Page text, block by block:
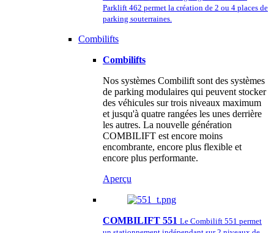
Parklift 462 permet la création de 2 ou 4 places de
parking souterraines.
Combilifts
Combilifts
Nos systèmes Combilift sont des systèmes
de parking modulaires qui peuvent stocker
des véhicules sur trois niveaux maximum
et jusqu'à quatre rangées les unes derrière
les autres. La nouvelle génération
COMBILIFT est encore moins
encombrante, encore plus flexible et
encore plus performante.
Aperçu
COMBILIFT 551 Le Combilift 551 permet